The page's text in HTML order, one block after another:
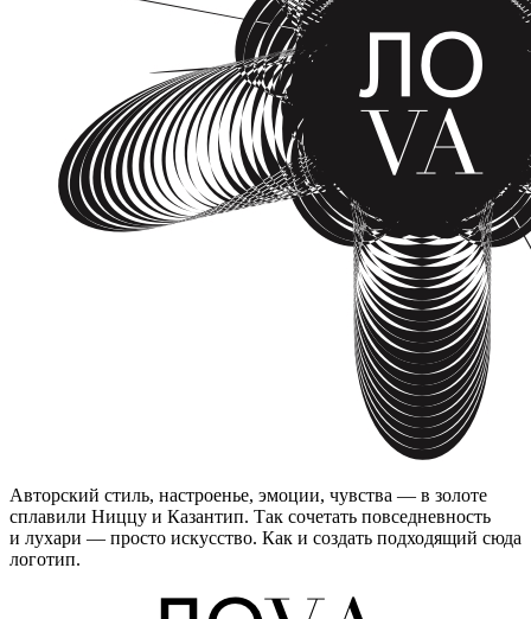
Авторский стиль, настроенье, эмоции, чувства — в золоте
сплавили Ниццу и Казантип. Так сочетать повседневность
и лухари — просто искусство. Как и создать подходящий сюда
логотип.